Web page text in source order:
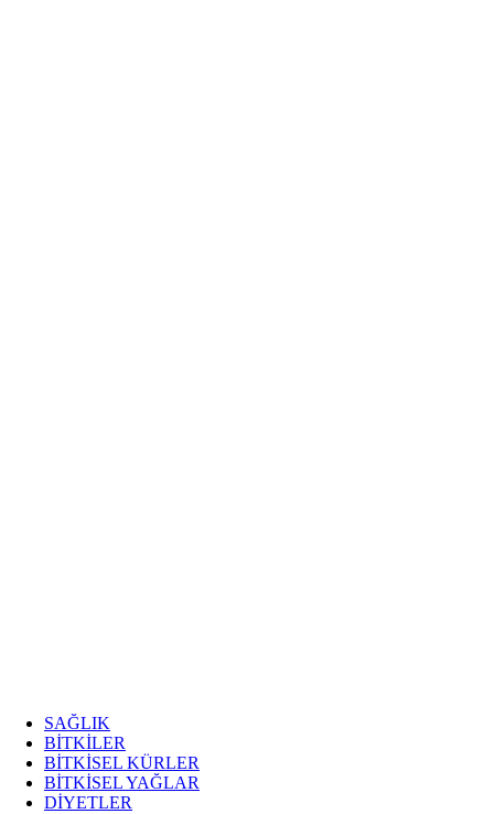
SAĞLIK
BİTKİLER
BİTKİSEL KÜRLER
BİTKİSEL YAĞLAR
DİYETLER